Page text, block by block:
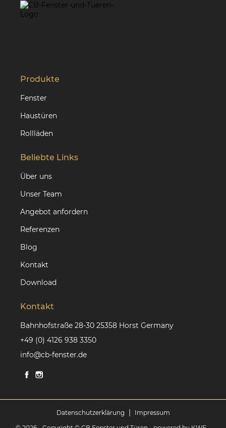
Produkte
Fenster
Haustüren
Rollläden
Beliebte Links
Über uns
Unser Team
Angebot anfordern
Referenzen
Blog
Kontakt
Download
Kontakt
Bahnhofstraße 28-30 25358 Horst Germany
+49 (0) 4126 938 3350
info@cb-fenster.de
Datenschutzerklärung | Impressum